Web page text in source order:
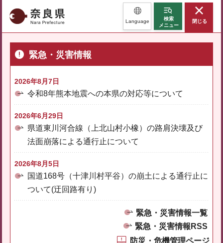
奈良県 Language
検索
メニュー
閉じる
緊急・災害情報
2026年8月7日
令和8年熊本地震への本県の対応等について
2026年6月29日
県道東川河合線（上北山村小橡）の路肩決壊及び
法面崩落による通行止について
2026年8月5日
国道168号（十津川村平谷）の崩土による通行止に
ついて(迂回路有り)
緊急・災害情報一覧
緊急・災害情報RSS
防災・危機管理ページ